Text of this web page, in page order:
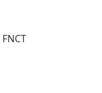
FNCT